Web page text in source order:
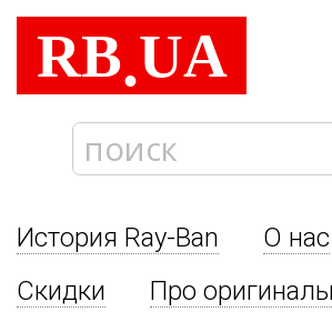
RB.UA
История Ray-Ban О нас
Скидки
Про